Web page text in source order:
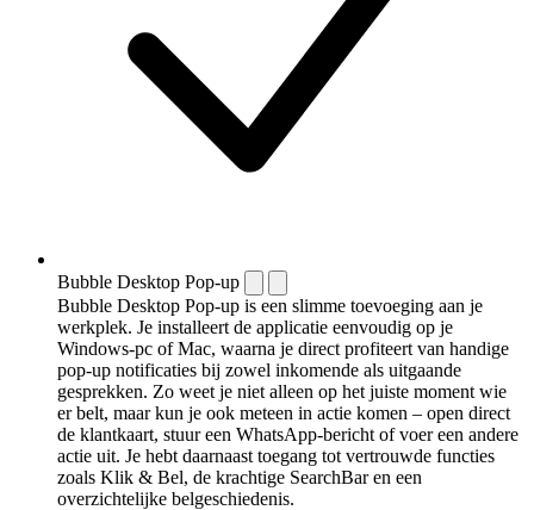
Bubble Desktop Pop-up
Bubble Desktop Pop-up is een slimme toevoeging aan je
werkplek. Je installeert de applicatie eenvoudig op je
Windows-pc of Mac, waarna je direct profiteert van handige
pop-up notificaties bij zowel inkomende als uitgaande
gesprekken. Zo weet je niet alleen op het juiste moment wie
er belt, maar kun je ook meteen in actie komen – open direct
de klantkaart, stuur een WhatsApp-bericht of voer een andere
actie uit. Je hebt daarnaast toegang tot vertrouwde functies
zoals Klik & Bel, de krachtige SearchBar en een
overzichtelijke belgeschiedenis.